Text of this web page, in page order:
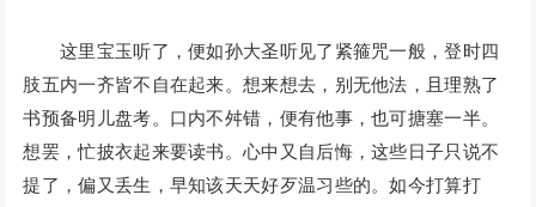
这里宝玉听了，便如孙大圣听见了紧箍咒一般，登时四
肢五内一齐皆不自在起来。想来想去，别无他法，且理熟了
书预备明儿盘考。口内不舛错，便有他事，也可搪塞一半。
想罢，忙披衣起来要读书。心中又自后悔，这些日子只说不
提了，偏又丢生，早知该天天好歹温习些的。如今打算打